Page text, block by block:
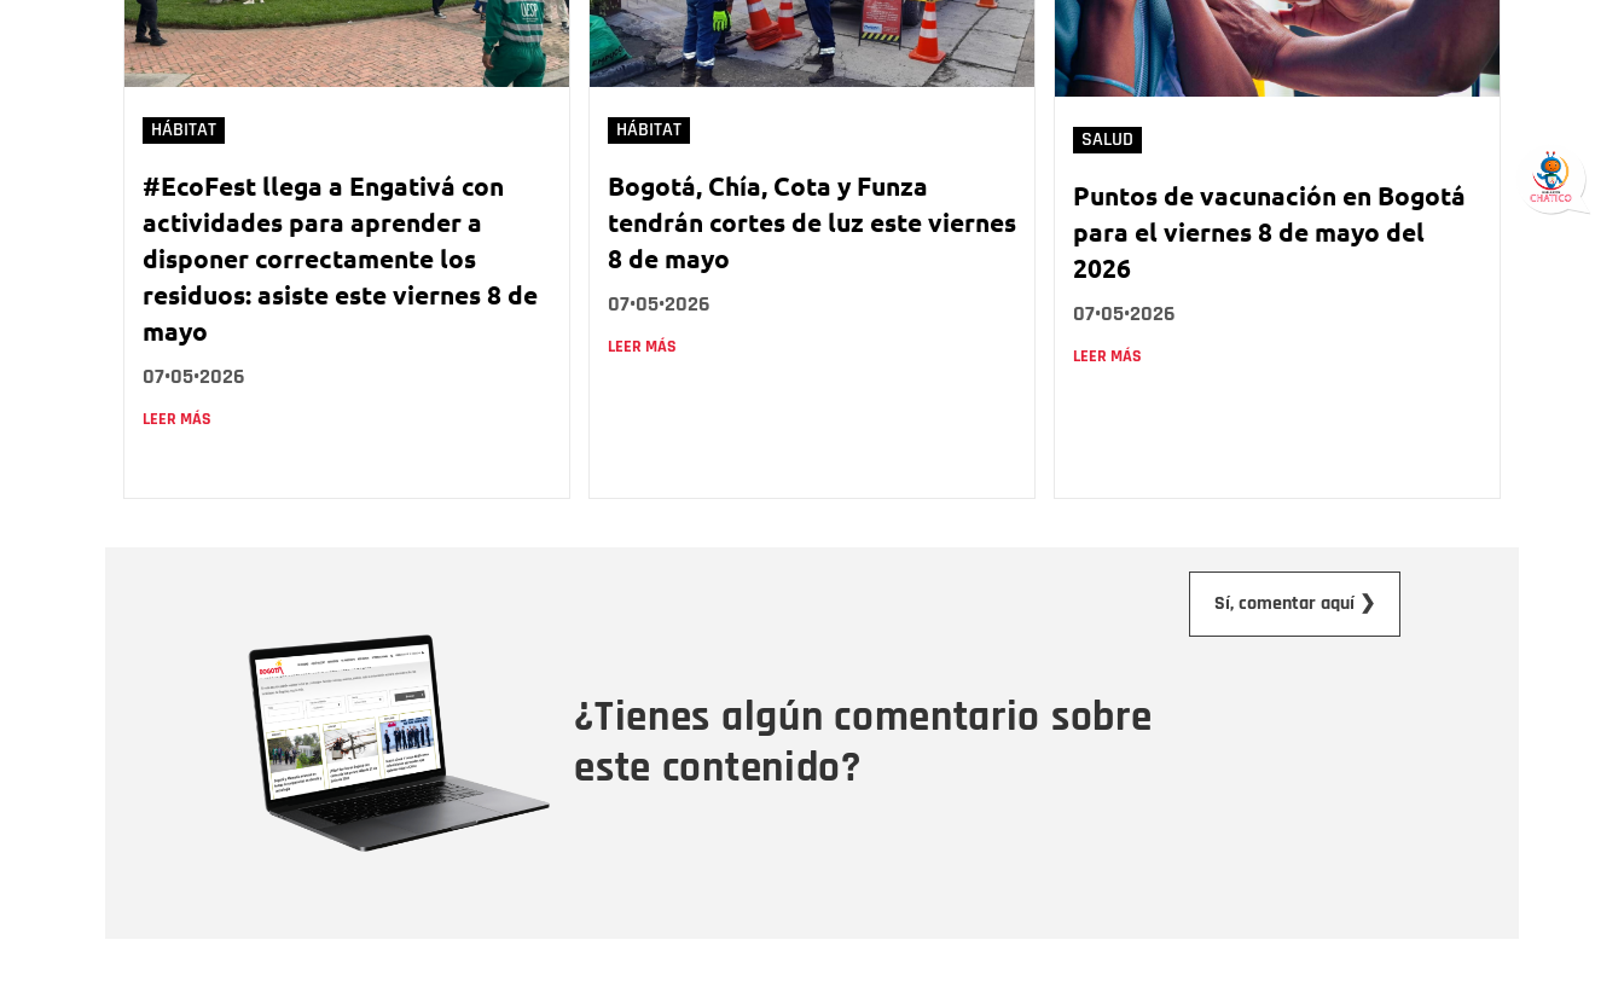
HÁBITAT
#EcoFest llega a Engativá con
actividades para aprender a
disponer correctamente los
residuos: asiste este viernes 8 de
mayo
07•05•2026
LEER MÁS
HÁBITAT
Bogotá, Chía, Cota y Funza
tendrán cortes de luz este viernes
8 de mayo
07•05•2026
LEER MÁS
SALUD
Puntos de vacunación en Bogotá
para el viernes 8 de mayo del
2026
07•05•2026
LEER MÁS
¿Tienes algún comentario sobre
este contenido?
Sí, comentar aquí ❯